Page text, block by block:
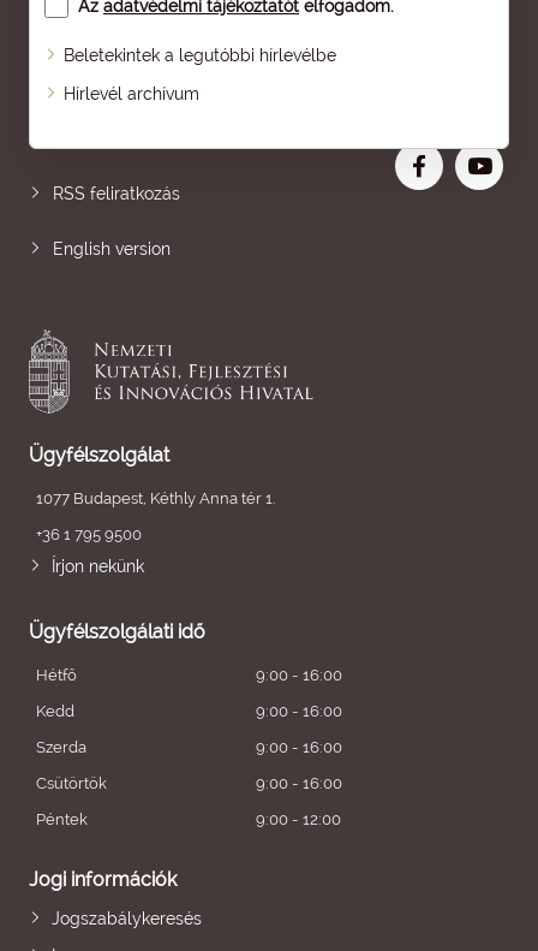
Az adatvédelmi tájékoztatót elfogadom.
Beletekintek a legutóbbi hírlevélbe
Hírlevél archívum
Oldaltérkép
RSS feliratkozás
English version
Ügyfélszolgálat
1077 Budapest, Kéthly Anna tér 1.
+36 1 795 9500
Írjon nekünk
Ügyfélszolgálati idő
Hétfő
9:00 - 16:00
Kedd
9:00 - 16:00
Szerda
9:00 - 16:00
Csütörtök
9:00 - 16:00
Péntek
9:00 - 12:00
Jogi információk
Jogszabálykeresés